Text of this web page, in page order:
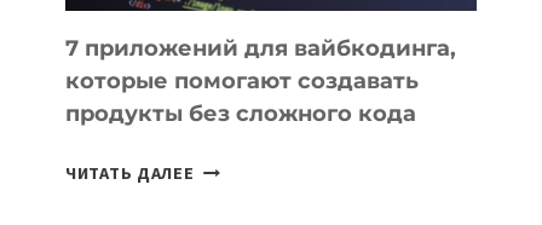
7 приложений для вайбкодинга,
которые помогают создавать
продукты без сложного кода
ЧИТАТЬ ДАЛЕЕ